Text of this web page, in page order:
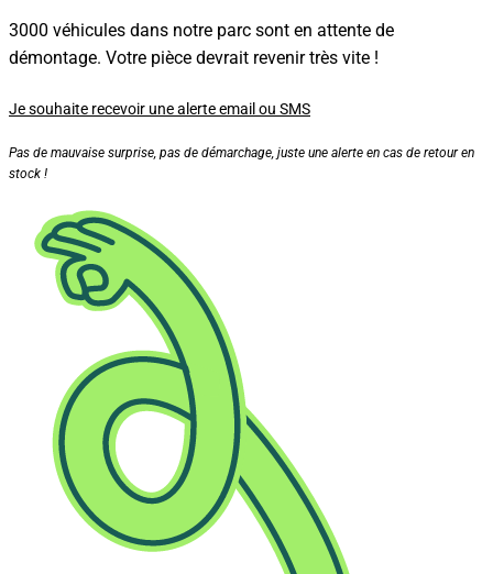
3000 véhicules dans notre parc sont en attente de
démontage. Votre pièce devrait revenir très vite !
Je souhaite recevoir une alerte email ou SMS
Pas de mauvaise surprise, pas de démarchage, juste une alerte en cas de retour en
stock !